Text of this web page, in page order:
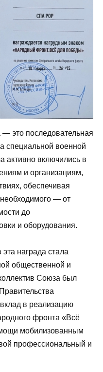
это последовательная
специальной военной
активно включились в
и организациям,
обеспечивая
— от
до
и оборудования.
награда стала
общественной и
Союза был
в реализацию
фронта «Всё
мобилизованным
профессиональный и